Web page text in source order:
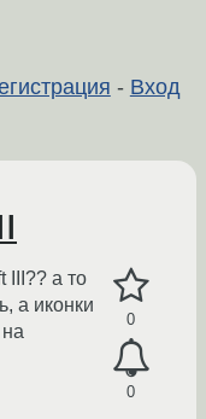
- Вход
0
0
III?? а то
а иконки
на